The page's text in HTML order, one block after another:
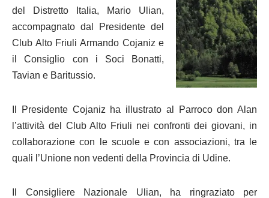
del Distretto Italia, Mario Ulian,
accompagnato dal Presidente del
Club Alto Friuli Armando Cojaniz e
il Consiglio con i Soci Bonatti,
Tavian e Baritussio.
Il Presidente Cojaniz ha illustrato al Parroco don Alan
l’attività del Club Alto Friuli nei confronti dei giovani, in
collaborazione con le scuole e con associazioni, tra le
quali l’Unione non vedenti della Provincia di Udine.
Il Consigliere Nazionale Ulian, ha ringraziato per